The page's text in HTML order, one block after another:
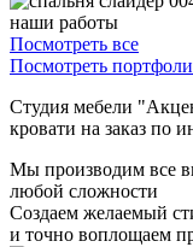
наши работы
Посмотреть все
Посмотреть
Студия мебели
кровати на заказ по
Мы производим все
любой сложности
Создаем желаемый
и точно воплощаем